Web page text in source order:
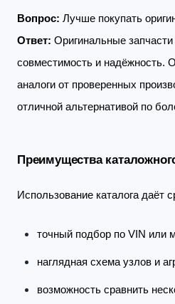
Вопрос: Лучше покупать
Ответ: Оригинальные
совместимость и надёжность.
аналоги от проверенных
отличной альтернативой по
Преимущества
Использование каталога даёт
точный подбор по VIN или
наглядная схема узлов и
возможность сравнить